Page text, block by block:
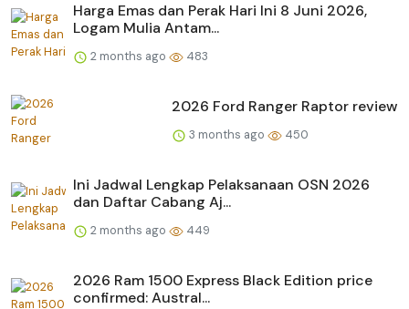
Harga Emas dan Perak Hari Ini 8 Juni 2026,
Logam Mulia Antam...
2 months ago 483
2026 Ford Ranger Raptor review
3 months ago 450
Ini Jadwal Lengkap Pelaksanaan OSN 2026
dan Daftar Cabang Aj...
2 months ago 449
2026 Ram 1500 Express Black Edition price
confirmed: Austral...